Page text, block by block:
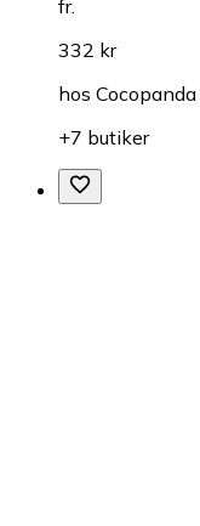
fr.
332 kr
hos Cocopanda
+7 butiker